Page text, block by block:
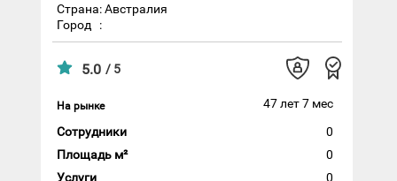
Страна: Австралия
Город
:
5.0 / 5
На рынке
47 лет 7 мес
Сотрудники
0
Площадь м²
0
Услуги
0